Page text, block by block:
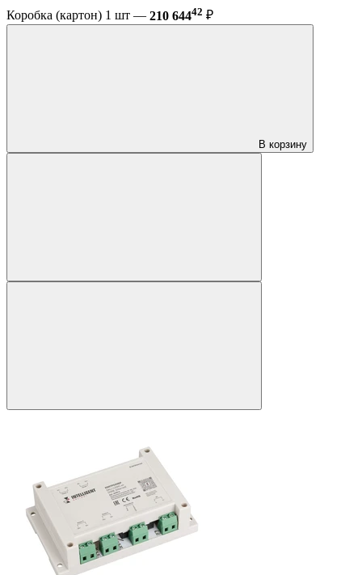
Коробка (картон) 1 шт — 210 64442 ₽
В корзину